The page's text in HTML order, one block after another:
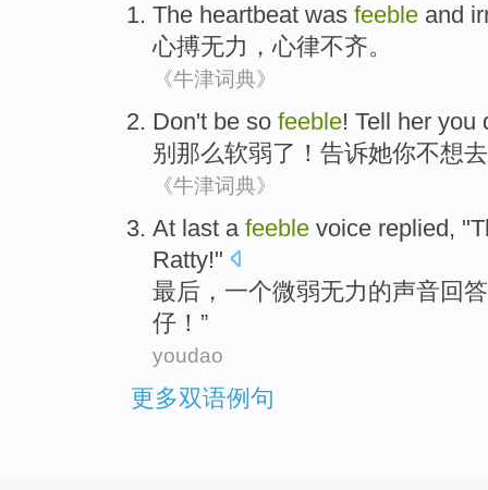
The heartbeat was feeble and
心搏无力 ，心律不齐。
《牛津词典》
Don't be so feeble! Tell her you
别 那么软弱了 ！ 告诉她你不想去
《牛津词典》
At last a feeble voice replied, "
Ratty!"
最后 ， 一个微弱无力的声音回
仔 ！”
youdao
更多双语例句